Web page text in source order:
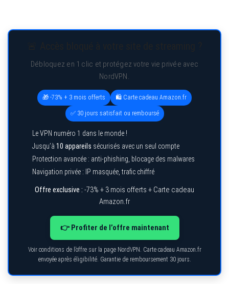
Débloquez en 1 clic et protégez votre vie privée avec
NordVPN.
🎁 -73% + 3 mois offerts 🛍️ Carte cadeau Amazon.fr
✅ 30 jours satisfait ou remboursé
Le VPN numéro 1 dans le monde !
Jusqu’à 10 appareils sécurisés avec un seul compte
Protection avancée : anti-phishing, blocage des malwares
Navigation privée : IP masquée, trafic chiffré
Offre exclusive : -73% + 3 mois offerts + Carte cadeau
Amazon.fr
👉 Profiter de l’offre maintenant
Voir conditions de l’offre sur la page NordVPN. Carte cadeau Amazon.fr
envoyée après éligibilité. Garantie de remboursement 30 jours.